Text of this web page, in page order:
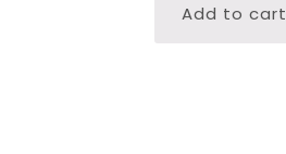
Add to cart